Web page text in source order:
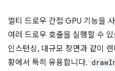
멀티 드로우 간접 GPU 기능을
여러 드로우 호출을 실행할 수
인스턴싱, 대규모 장면과 같이
황에서 특히 유용합니다.